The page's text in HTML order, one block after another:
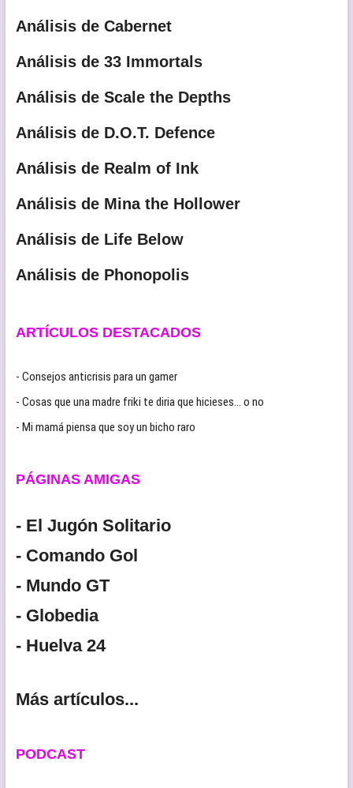
Análisis de Cabernet
Análisis de 33 Immortals
Análisis de Scale the Depths
Análisis de D.O.T. Defence
Análisis de Realm of Ink
Análisis de Mina the Hollower
Análisis de Life Below
Análisis de Phonopolis
ARTÍCULOS DESTACADOS
- Consejos anticrisis para un gamer
- Cosas que una madre friki te diria que hicieses… o no
- Mi mamá piensa que soy un bicho raro
PÁGINAS AMIGAS
- El Jugón Solitario
- Comando Gol
- Mundo GT
- Globedia
- Huelva 24
Más artículos...
PODCAST